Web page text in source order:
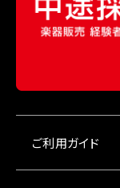
ご利用ガイド